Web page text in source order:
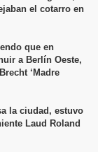
el cotarro en
que en
a Berlín Oeste,
‘Madre
la ciudad, estuvo
Laud Roland